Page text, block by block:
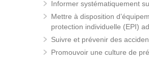
Informer systématiquement
Mettre à disposition
protection individuelle (EPI)
Suivre et prévenir des
Promouvoir une culture de